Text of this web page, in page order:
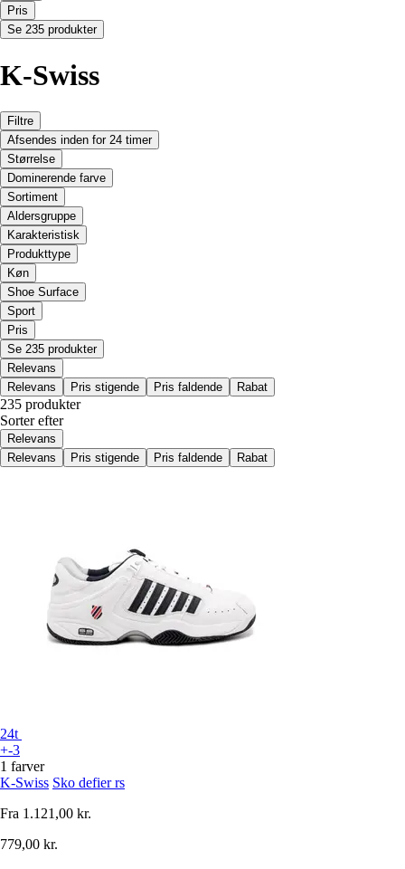
Pris
Se 235 produkter
K-Swiss
Filtre
Afsendes inden for 24 timer
Størrelse
Dominerende farve
Sortiment
Aldersgruppe
Karakteristisk
Produkttype
Køn
Shoe Surface
Sport
Pris
Se 235 produkter
Relevans
Relevans
Pris stigende Pris faldende Rabat
235 produkter
Sorter efter
Relevans
Relevans
Pris stigende Pris faldende Rabat
24t
+-3
1 farver
K-Swiss Sko defier rs
Fra 1.121,00 kr.
779,00 kr.